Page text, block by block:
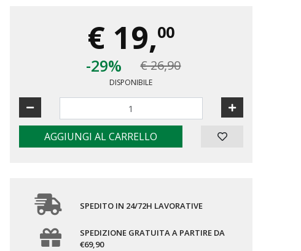
€ 19,00
-29%
€ 26,90
DISPONIBILE
AGGIUNGI AL CARRELLO
SPEDITO IN 24/72H LAVORATIVE
SPEDIZIONE GRATUITA A PARTIRE DA
€69,90